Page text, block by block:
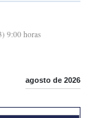
9:00 horas
agosto de 2026